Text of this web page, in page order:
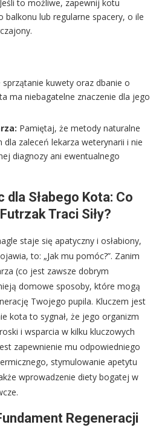
Jeśli to możliwe, zapewnij kotu
balkonu lub regularne spacery, o ile
sprzątanie kuwety oraz dbanie o
ma niebagatelne znaczenie dla jego
Pamiętaj, że metody naturalne
dla zaleceń lekarza weterynarii i nie
diagnozy ani ewentualnego
Słabego Kota: Co
Traci Siły?
staje się apatyczny i osłabiony,
to: „Jak mu pomóc?”. Zanim
(co jest zawsze dobrym
domowe sposoby, które mogą
Twojego pupila. Kluczem jest
kota to sygnał, że jego organizm
i wsparcia w kilku kluczowych
zapewnienie mu odpowiedniego
stymulowanie apetytu
wprowadzenie diety bogatej w
Regeneracji